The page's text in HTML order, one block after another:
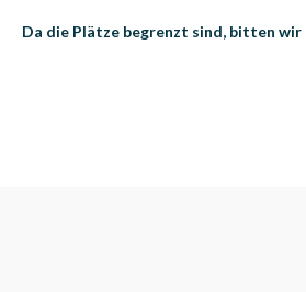
Da die Plätze begrenzt sind, bitten wir